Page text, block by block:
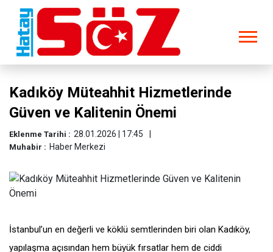
Kadıköy Müteahhit Hizmetlerinde
Güven ve Kalitenin Önemi
Eklenme Tarihi : 28.01.2026 | 17:45
Muhabir : Haber Merkezi
İstanbul’un en değerli ve köklü semtlerinden biri olan Kadıköy,
yapılaşma açısından hem büyük fırsatlar hem de ciddi